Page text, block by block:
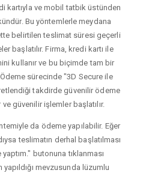
kartıyla ve mobil tatbik üstünden
Bu yöntemlerle meydana
belirtilen teslimat süresi geçerli
başlatılır. Firma, kredi kartı ile
kullanır ve bu biçimde tam bir
sürecinde "3D Secure ile
takdirde güvenilir ödeme
güvenilir işlemler başlatılır.
da ödeme yapılabilir. Eğer
teslimatın derhal başlatılması
butonuna tıklanması
mevzusunda lüzumlu